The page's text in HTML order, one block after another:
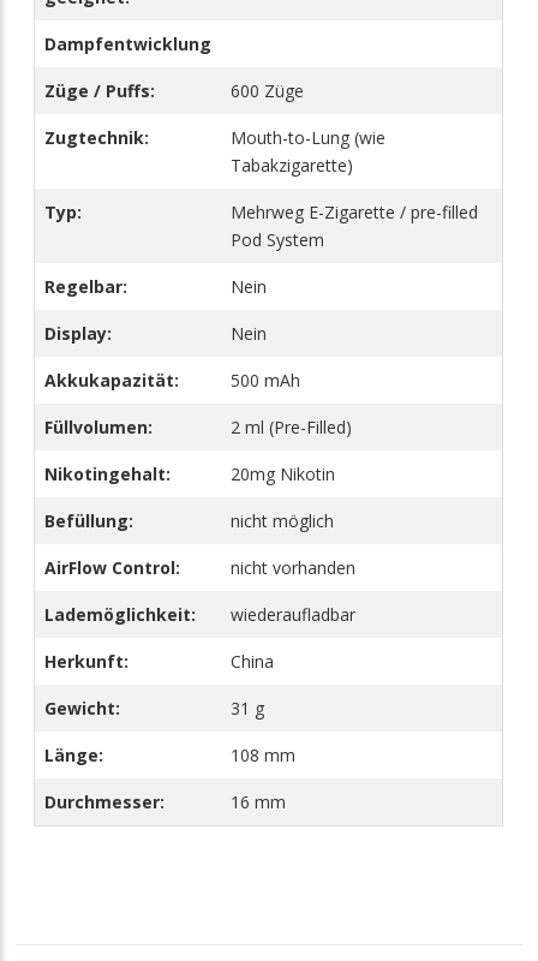
Dampfentwicklung
Züge / Puffs: 600 Züge
Zugtechnik:
Mouth-to-Lung (wie
Tabakzigarette)
Typ:
Mehrweg E-Zigarette / pre-filled
Pod System
Regelbar: Nein
Display: Nein
Akkukapazität: 500 mAh
Füllvolumen: 2 ml (Pre-Filled)
Nikotingehalt: 20mg Nikotin
Befüllung: nicht möglich
AirFlow Control: nicht vorhanden
Lademöglichkeit: wiederaufladbar
Herkunft: China
Gewicht: 31 g
Länge: 108 mm
Durchmesser: 16 mm